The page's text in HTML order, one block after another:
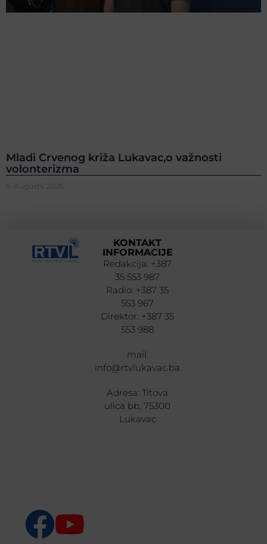
Mladi Crvenog križa Lukavac,o važnosti
volonterizma
9. Augusta 2026.
KONTAKT
INFORMACIJE
Redakcija: +387
35 553 987
Radio: +387 35
553 967
Direktor: +387 35
553 988
mail:
info@rtvlukavac.ba
Adresa: Titova
ulica bb, 75300
Lukavac